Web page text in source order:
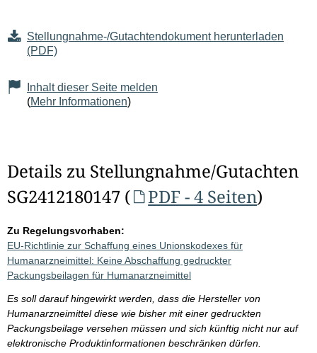
Stellungnahme-/Gutachtendokument herunterladen
(PDF)
Inhalt dieser Seite melden
(Mehr Informationen)
Details zu Stellungnahme/Gutachten
SG2412180147 (
PDF - 4 Seiten)
Zu Regelungsvorhaben:
EU-Richtlinie zur Schaffung eines Unionskodexes für
Humanarzneimittel: Keine Abschaffung gedruckter
Packungsbeilagen für Humanarzneimittel
Es soll darauf hingewirkt werden, dass die Hersteller von
Humanarzneimittel diese wie bisher mit einer gedruckten
Packungsbeilage versehen müssen und sich künftig nicht nur auf
elektronische Produktinformationen beschränken dürfen.